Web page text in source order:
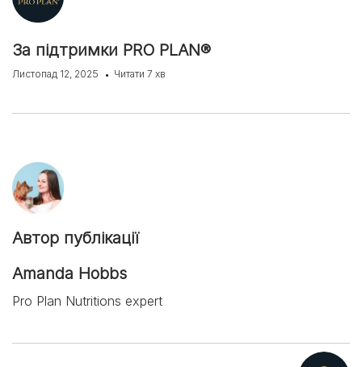
За підтримки PRO PLAN®
Листопад 12, 2025 Читати 7 хв
Автор публікації
Amanda Hobbs
Pro Plan Nutritions expert